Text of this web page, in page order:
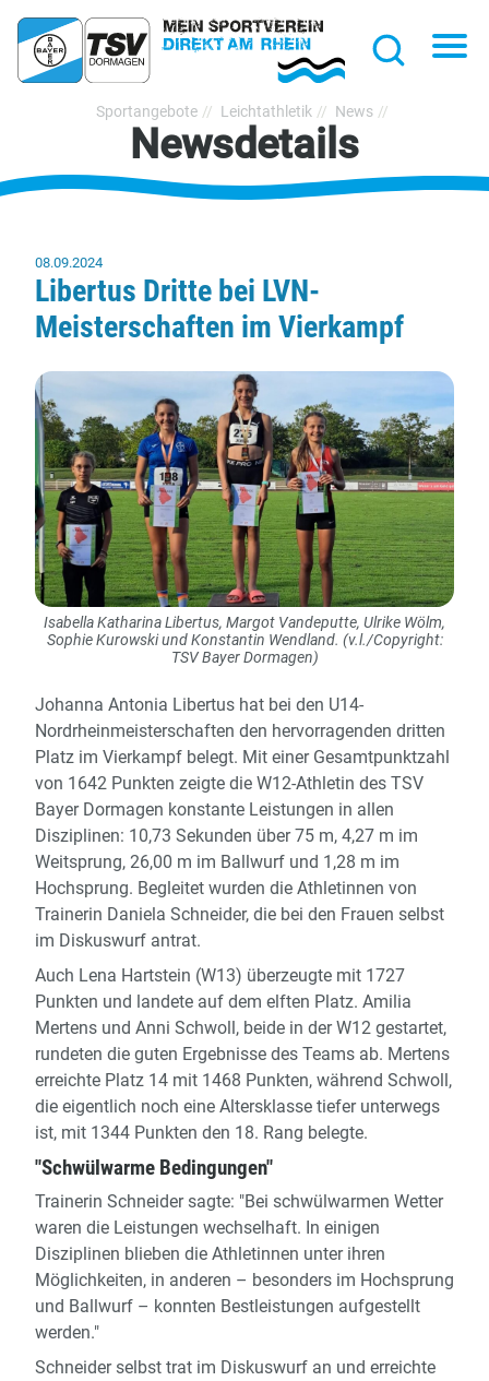
TSV
Dormagen
1920
Sportangebote Leichtathletik News
Newsdetails
08.09.2024
Libertus Dritte bei LVN-
Meisterschaften im Vierkampf
Isabella Katharina Libertus, Margot Vandeputte, Ulrike Wölm,
Sophie Kurowski und Konstantin Wendland. (v.l./Copyright:
TSV Bayer Dormagen)
Johanna Antonia Libertus hat bei den U14-
Nordrheinmeisterschaften den hervorragenden dritten
Platz im Vierkampf belegt. Mit einer Gesamtpunktzahl
von 1642 Punkten zeigte die W12-Athletin des TSV
Bayer Dormagen konstante Leistungen in allen
Disziplinen: 10,73 Sekunden über 75 m, 4,27 m im
Weitsprung, 26,00 m im Ballwurf und 1,28 m im
Hochsprung. Begleitet wurden die Athletinnen von
Trainerin Daniela Schneider, die bei den Frauen selbst
im Diskuswurf antrat.
Auch Lena Hartstein (W13) überzeugte mit 1727
Punkten und landete auf dem elften Platz. Amilia
Mertens und Anni Schwoll, beide in der W12 gestartet,
rundeten die guten Ergebnisse des Teams ab. Mertens
erreichte Platz 14 mit 1468 Punkten, während Schwoll,
die eigentlich noch eine Altersklasse tiefer unterwegs
ist, mit 1344 Punkten den 18. Rang belegte.
"Schwülwarme Bedingungen"
Trainerin Schneider sagte: "Bei schwülwarmen Wetter
waren die Leistungen wechselhaft. In einigen
Disziplinen blieben die Athletinnen unter ihren
Möglichkeiten, in anderen – besonders im Hochsprung
und Ballwurf – konnten Bestleistungen aufgestellt
werden."
Schneider selbst trat im Diskuswurf an und erreichte